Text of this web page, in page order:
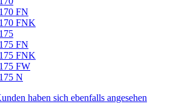
FN
FNK
FN
FNK
FW
N
haben sich ebenfalls angesehen